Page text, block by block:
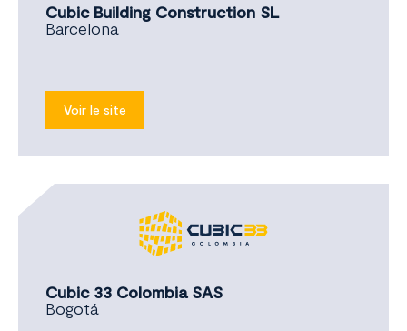
Cubic Building Construction SL
Barcelona
Voir le site
Cubic 33 Colombia SAS
Bogotá